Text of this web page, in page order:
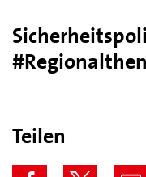
Teilen